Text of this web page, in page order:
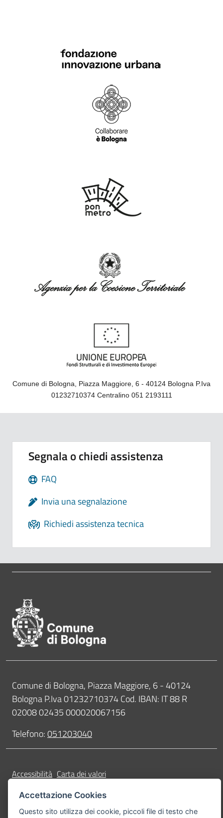
Comune di Bologna, Piazza Maggiore, 6 - 40124 Bologna P.Iva
01232710374 Centralino 051 2193111
Segnala o chiedi assistenza
FAQ
Invia una segnalazione
Richiedi assistenza tecnica
Contatti
Comune di Bologna, Piazza Maggiore, 6 - 40124
Bologna P.Iva 01232710374 Cod. IBAN: IT 88 R
02008 02435 000020067156
Telefono:051203040
Accessibilità Carta dei valori
© Comune di Bologna 2026. Tutti i diritti riservati.
Accettazione Cookies
Questo sito utilizza dei cookie, piccoli file di testo che